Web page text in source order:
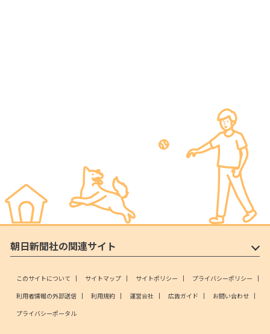
朝日新聞社の関連サイト
このサイトについて サイトマップ サイトポリシー
プライバシーポリシー
利用者情報の外部送信
利用規約 運営会社 広告ガイド
お問い合わせ
プライバシーポータル